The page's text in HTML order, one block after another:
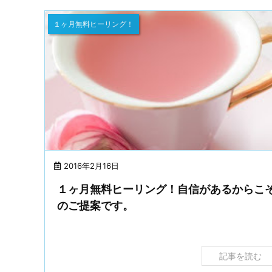
2016年2月16日
１ヶ月無料ヒーリング！
１ヶ月無料ヒーリング！自信があるからこ
のご提案です。
記事を読む